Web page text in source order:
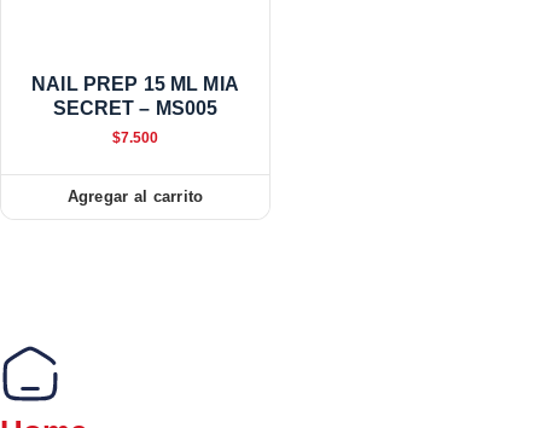
NAIL PREP 15 ML MIA
SECRET – MS005
$7.500
Agregar al carrito